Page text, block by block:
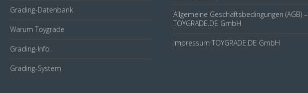
Grading-Datenbank
Warum Toygrade
Grading-Info
Grading-System
Allgemeine Geschäftsbedingungen (AGB) –
TOYGRADE.DE GmbH
Impressum TOYGRADE.DE GmbH